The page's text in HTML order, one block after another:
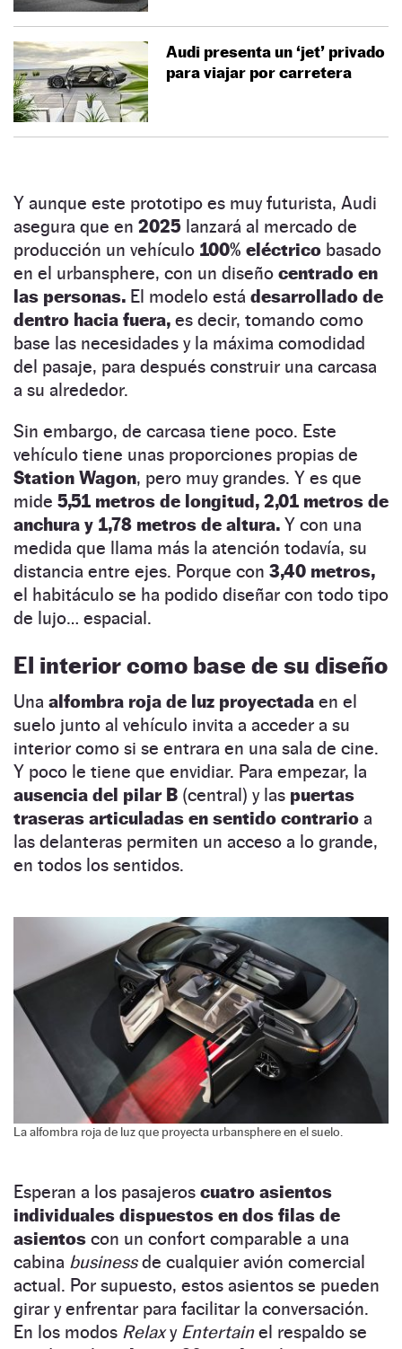
Audi presenta un ‘jet’ privado
para viajar por carretera
Y aunque este prototipo es muy futurista, Audi
asegura que en 2025 lanzará al mercado de
producción un vehículo 100% eléctrico basado
en el urbansphere, con un diseño centrado en
las personas. El modelo está desarrollado de
dentro hacia fuera, es decir, tomando como
base las necesidades y la máxima comodidad
del pasaje, para después construir una carcasa
a su alrededor.
Sin embargo, de carcasa tiene poco. Este
vehículo tiene unas proporciones propias de
Station Wagon, pero muy grandes. Y es que
mide 5,51 metros de longitud, 2,01 metros de
anchura y 1,78 metros de altura. Y con una
medida que llama más la atención todavía, su
distancia entre ejes. Porque con 3,40 metros,
el habitáculo se ha podido diseñar con todo tipo
de lujo… espacial.
El interior como base de su diseño
Una alfombra roja de luz proyectada en el
suelo junto al vehículo invita a acceder a su
interior como si se entrara en una sala de cine.
Y poco le tiene que envidiar. Para empezar, la
ausencia del pilar B (central) y las puertas
traseras articuladas en sentido contrario a
las delanteras permiten un acceso a lo grande,
en todos los sentidos.
La alfombra roja de luz que proyecta urbansphere en el suelo.
Esperan a los pasajeros cuatro asientos
individuales dispuestos en dos filas de
asientos con un confort comparable a una
cabina businessde cualquier avión comercial
actual. Por supuesto, estos asientos se pueden
girar y enfrentar para facilitar la conversación.
En los modos Relaxy Entertainel respaldo se